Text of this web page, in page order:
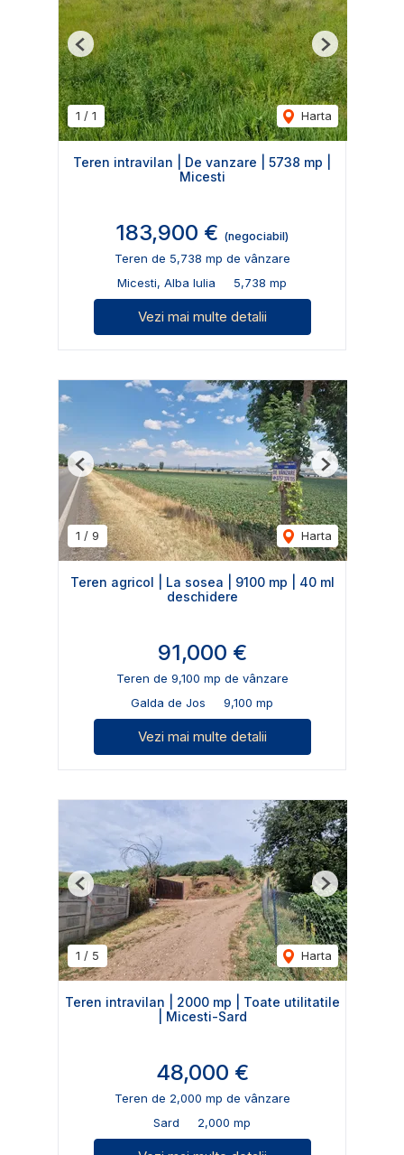
1 / 1 Harta
Previous Next
Teren intravilan | De vanzare | 5738 mp |
Micesti
183,900 € (negociabil)
Teren de 5,738 mp de vânzare
Micesti, Alba Iulia
5,738 mp
Vezi mai multe detalii
1 / 9 Harta
Previous Next
Teren agricol | La sosea | 9100 mp | 40 ml
deschidere
91,000 €
Teren de 9,100 mp de vânzare
Galda de Jos
9,100 mp
Vezi mai multe detalii
1 / 5 Harta
Previous Next
Teren intravilan | 2000 mp | Toate utilitatile
| Micesti-Sard
48,000 €
Teren de 2,000 mp de vânzare
Sard
2,000 mp